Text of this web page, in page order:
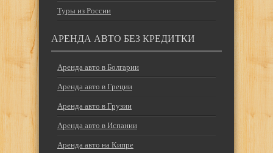
Туры из России
АРЕНДА АВТО БЕЗ КРЕДИТКИ
Аренда авто в Болгарии
Аренда авто в Греции
Аренда авто в Грузии
Аренда авто в Испании
Аренда авто на Кипре